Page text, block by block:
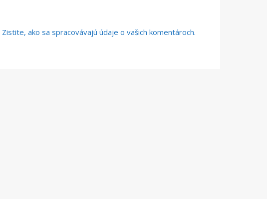
Zistite, ako sa spracovávajú údaje o vašich komentároch.